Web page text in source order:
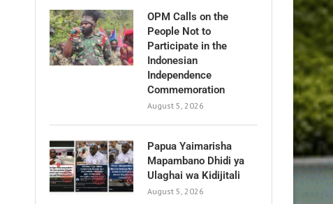
OPM Calls on the
People Not to
Participate in the
Indonesian
Independence
Commemoration
August 5, 2026
Papua Yaimarisha
Mapambano Dhidi ya
Ulaghai wa Kidijitali
August 5, 2026